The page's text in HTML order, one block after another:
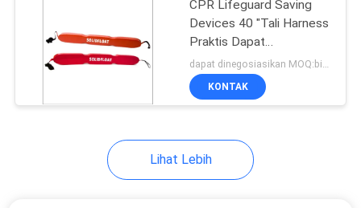
Universal
Pendingin Bir
CPR Lifeguard Saving
Devices 40 "Tali Harness
Praktis Dapat
Disesuaikan Nyaman
dapat dinegosiasikan MOQ:bisa dinegosiasikan
KONTAK
Lihat Lebih